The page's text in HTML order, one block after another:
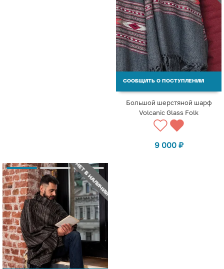
СООБЩИТЬ О ПОСТУПЛЕНИИ
Большой шерстяной шарф
Volcanic Glass Folk
9 000 ₽
НЕТ В НАЛИЧИИ